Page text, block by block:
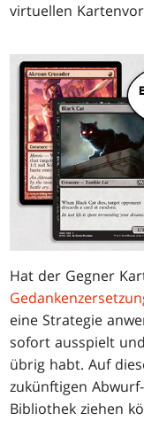
virtuellen
Hat der Gegner
eine Strategie
sofort ausspielt
übrig habt. Auf
zukünftigen
Bibliothek ziehen